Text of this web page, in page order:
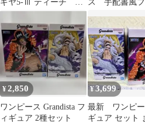
ギヤ5-Ⅲ ティーチ 黒
ひげ 2点セット
ス 手配書風フ
¥2,850
ワンピース Grandista フ
ィギュア 2種セット
¥3,699
最新 ワンピー
ギュア セット